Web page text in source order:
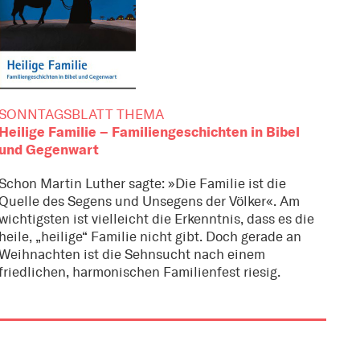
THEMA
Familie – Familiengeschichten in Bibel
Gegenwart
Martin Luther sagte: »Die Familie ist die
des Segens und Unsegens der Völker«. Am
ist vielleicht die Erkenntnis, dass es die
„heilige“ Familie nicht gibt. Doch gerade an
ist die Sehnsucht nach einem
harmonischen Familienfest riesig.